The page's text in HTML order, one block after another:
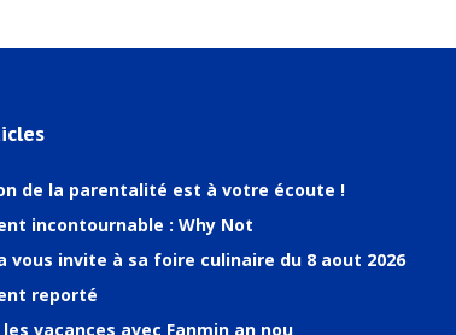
de la parentalité est à votre écoute !
incontournable : Why Not
vous invite à sa foire culinaire du 8 aout 2026
reporté
vacances avec Fanmin an nou